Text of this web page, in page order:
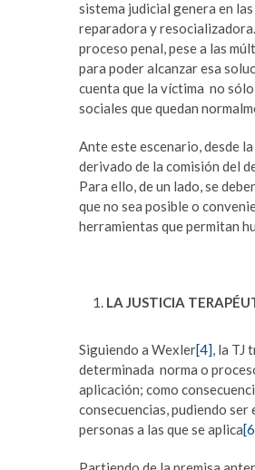
sistema judicial genera en
reparadora y
proceso penal, pese a las
para poder alcanzar esa
cuenta que la víctima no
sociales que quedan
Ante este escenario, desde
derivado de la comisión del
Para ello, de un lado, se
que no sea posible o
herramientas que permitan
LA JUSTICIA
Siguiendo a Wexler[4], la TJ
determinada norma o
aplicación; como
consecuencias, pudiendo
personas a las que se aplica